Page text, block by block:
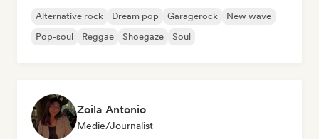
Alternative rock Dream pop Garagerock
New wave
Pop-soul
Reggae Shoegaze Soul
Zoila Antonio
Medie/journalist